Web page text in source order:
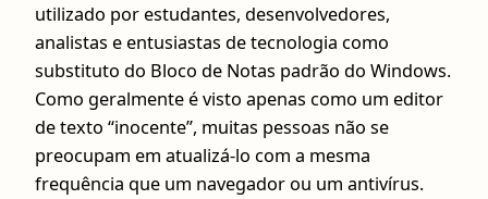
utilizado por estudantes, desenvolvedores,
analistas e entusiastas de tecnologia como
substituto do Bloco de Notas padrão do Windows.
Como geralmente é visto apenas como um editor
de texto “inocente”, muitas pessoas não se
preocupam em atualizá-lo com a mesma
frequência que um navegador ou um antivírus.